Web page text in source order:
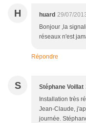
H huard 29/07/
Bonjour ,la
réseaux n'est
Répondre
S Stéphane Voillat
Installation très
Jean-Claude,
journée.